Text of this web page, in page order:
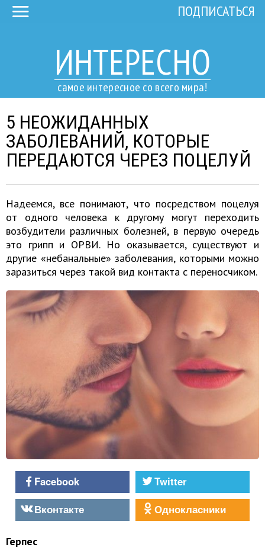
ИНТЕРЕСНО
самое интересное со всего мира!
ПОДПИСАТЬСЯ
5 НЕОЖИДАННЫХ
ЗАБОЛЕВАНИЙ, КОТОРЫЕ
ПЕРЕДАЮТСЯ ЧЕРЕЗ ПОЦЕЛУЙ
Надеемся, все понимают, что посредством поцелуя
от одного человека к другому могут переходить
возбудители различных болезней, в первую очередь
это грипп и ОРВИ. Но оказывается, существуют и
другие «небанальные» заболевания, которыми можно
заразиться через такой вид контакта с переносчиком.
Facebook
Twitter
Вконтакте
Однокласники
Герпес